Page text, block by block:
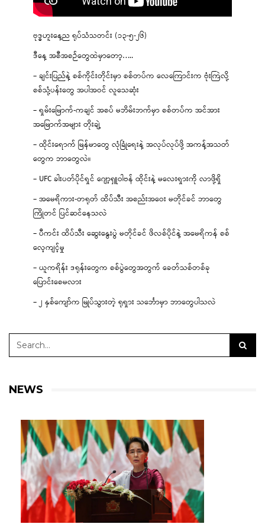
ဗုဒ္ဓဟူးနေ့ည ရုပ်သံသတင်း (၁၃-၅-၂၆)
ဒီနေ့ အစီအစဉ်တွေထဲမှာတော့…..
– ချင်းပြည်နဲ့ စစ်ကိုင်းတိုင်းမှာ စစ်တပ်က လေကြောင်းက ဗုံးကြဲလို့
စစ်သုံ့ပန်းတွေ အပါအဝင် လူသေဆုံး
– ရှမ်းမြောက်-ကချင် အစပ် မဘိမ်းဘက်မှာ စစ်တပ်က အင်အား
အမြောက်အများ တိုးချဲ့
– ထိုင်းရောက် မြန်မာတွေ လုံခြုံရေးနဲ့ အလုပ်လုပ်ဖို့ အကန့်အသတ်
တွေက ဘာတွေလဲ။
– UFC ခါးပတ်ပိုင်ရှင် ဂျော့ရှူဝါဗန် ထိုင်းနဲ့ မလေးရှားကို လာဖို့ရှိ
– အမေရိကား-တရုတ် ထိပ်သီး အစည်းအဝေး မတိုင်ခင် ဘာတွေ
ကြိုတင် ပြင်ဆင်နေသလဲ
– ပီကင်း ထိပ်သီး ဆွေးနွေးပွဲ မတိုင်ခင် ဖိလစ်ပိုင်နဲ့ အမေရိကန် စစ်
လေ့ကျင့်မှု
– ယူကရိန်း ဒရုန်းတွေက စစ်ပွဲတွေအတွက် ခေတ်သစ်တစ်ခု
ပြောင်းစေမလား
– ၂ နှစ်ကျော်က မြုပ်သွားတဲ့ ရုရှား သင်္ဘောမှာ ဘာတွေပါသလဲ
NEWS